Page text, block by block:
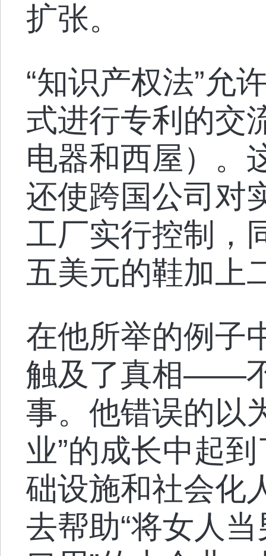
扩张。
“知识产权法”允
式进行专利的交
电器和西屋）。
还使跨国公司对
工厂实行控制，
五美元的鞋加上
在他所举的例子
触及了真相——
事。他错误的以
业”的成长中起
础设施和社会化
去帮助“将女人